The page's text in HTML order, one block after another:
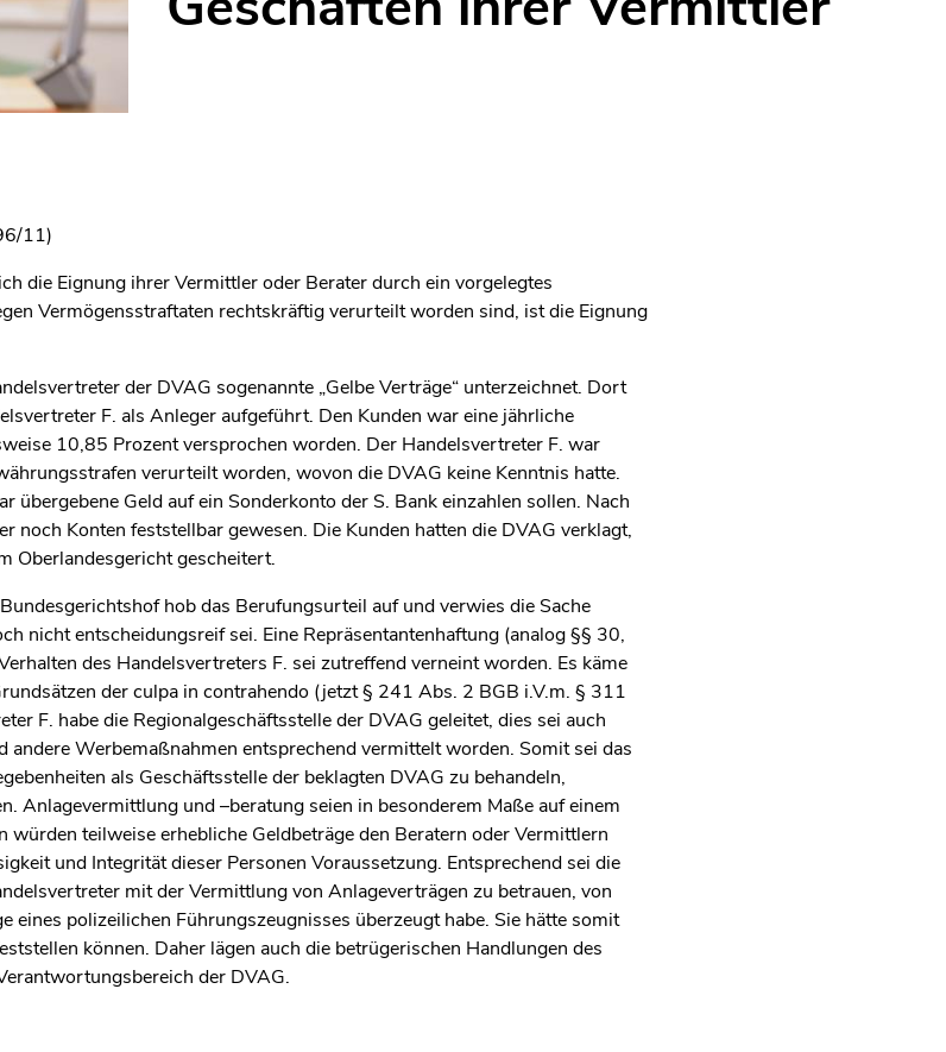
11)
die Eignung ihrer Vermittler oder Berater durch ein vorgelegtes
Vermögensstraftaten rechtskräftig verurteilt worden sind, ist die Eignung
der DVAG sogenannte „Gelbe Verträge“ unterzeichnet. Dort
F. als Anleger aufgeführt. Den Kunden war eine jährliche
10,85 Prozent versprochen worden. Der Handelsvertreter F. war
verurteilt worden, wovon die DVAG keine Kenntnis hatte.
übergebene Geld auf ein Sonderkonto der S. Bank einzahlen sollen. Nach
noch Konten feststellbar gewesen. Die Kunden hatten die DVAG verklagt,
Oberlandesgericht gescheitert.
hob das Berufungsurteil auf und verwies die Sache
nicht entscheidungsreif sei. Eine Repräsentantenhaftung (analog §§ 30,
des Handelsvertreters F. sei zutreffend verneint worden. Es käme
der culpa in contrahendo (jetzt § 241 Abs. 2 BGB i.V.m. § 311
F. habe die Regionalgeschäftsstelle der DVAG geleitet, dies sei auch
Werbemaßnahmen entsprechend vermittelt worden. Somit sei das
als Geschäftsstelle der beklagten DVAG zu behandeln,
Anlagevermittlung und –beratung seien in besonderem Maße auf einem
würden teilweise erhebliche Geldbeträge den Beratern oder Vermittlern
und Integrität dieser Personen Voraussetzung. Entsprechend sei die
mit der Vermittlung von Anlageverträgen zu betrauen, von
eines polizeilichen Führungszeugnisses überzeugt habe. Sie hätte somit
können. Daher lägen auch die betrügerischen Handlungen des
der DVAG.